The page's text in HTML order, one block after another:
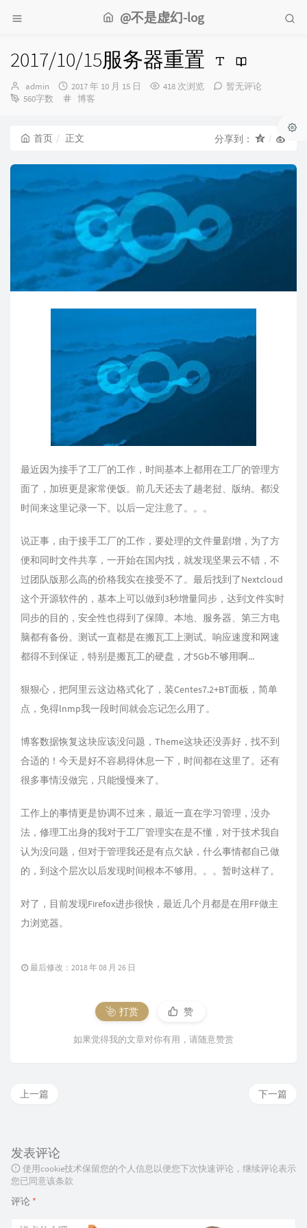
@不是虚幻-log
2017/10/15服务器重置
博
主：
admin
发
布
2017 年 10 月 15 日 418 次浏览
暂无评论
560字数
分
博客
首页 正文 分享到：
最近因为接手了工厂的工作，时间基本上都用在工厂的管理方
面了，加班更是家常便饭。前几天还去了趟老挝、版纳。都没
时间来这里记录一下。以后一定注意了。。。
说正事，由于接手工厂的工作，要处理的文件量剧增，为了方
便和同时文件共享，一开始在国内找，就发现坚果云不错，不
过团队版那么高的价格我实在接受不了。最后找到了Nextcloud
这个开源软件的，基本上可以做到3秒增量同步，达到文件实时
同步的目的，安全性也得到了保障。本地、服务器、第三方电
脑都有备份。测试一直都是在搬瓦工上测试。响应速度和网速
都得不到保证，特别是搬瓦工的硬盘，才5Gb不够用啊...
狠狠心，把阿里云这边格式化了，装Centes7.2+BT面板，简单
点，免得lnmp我一段时间就会忘记怎么用了。
博客数据恢复这块应该没问题，Theme这块还没弄好，找不到
合适的！今天是好不容易得休息一下，时间都在这里了。还有
很多事情没做完，只能慢慢来了。
工作上的事情更是协调不过来，最近一直在学习管理，没办
法，修理工出身的我对于工厂管理实在是不懂，对于技术我自
认为没问题，但对于管理我还是有点欠缺，什么事情都自己做
的，到这个层次以后发现时间根本不够用。。。暂时这样了。
对了，目前发现Firefox进步很快，最近几个月都是在用FF做主
力浏览器。
最后修改：2018 年 08 月 26 日
打赏 赞
如果觉得我的文章对你有用，请随意赞赏
下一篇
上一篇
发表评论
使用cookie技术保留您的个人信息以便您下次快速评论，继续评论表示
您已同意该条款
评论 *